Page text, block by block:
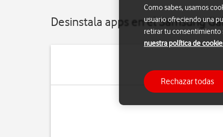
Desinstala apps en el Samsung
Como sabes, usamos
usuario ofreciendo una
retirar tu consentimiento
nuestra política de
Rechazar todas